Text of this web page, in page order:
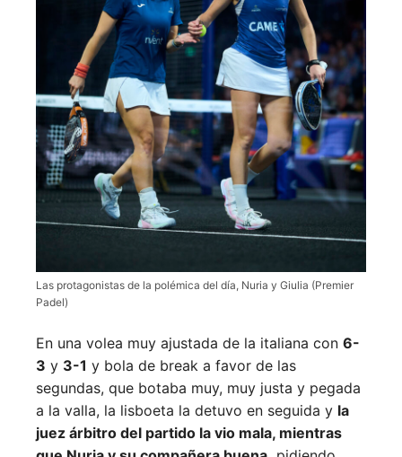
Las protagonistas de la polémica del día, Nuria y Giulia (Premier
Padel)
En una volea muy ajustada de la italiana con 6-
3 y 3-1 y bola de break a favor de las
segundas, que botaba muy, muy justa y pegada
a la valla, la lisboeta la detuvo en seguida y la
juez árbitro del partido la vio mala, mientras